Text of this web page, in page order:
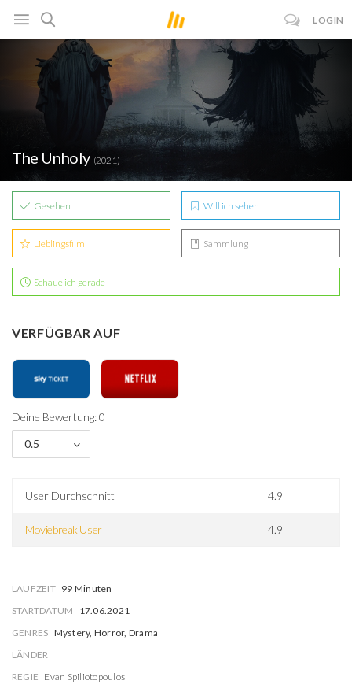
LOGIN
The Unholy (2021)
Gesehen Will ich sehen
Lieblingsfilm Sammlung
Schaue ich gerade
VERFÜGBAR AUF
Deine Bewertung: 0
0.5
User Durchschnitt 4.9
Moviebreak User 4.9
LAUFZEIT 99 Minuten
STARTDATUM
17.06.2021
GENRES Mystery, Horror, Drama
LÄNDER
REGIE Evan Spiliotopoulos